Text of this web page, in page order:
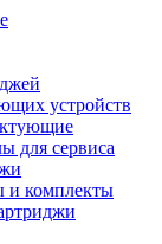
устройств
для сервиса
и комплекты